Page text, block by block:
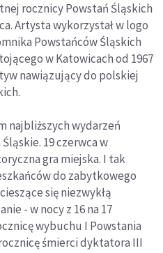
rocznicy Powstań Śląskich
Artysta wykorzystał w logo
Powstańców Śląskich
w Katowicach od 1967
nawiązujący do polskiej
najbliższych wydarzeń
19 czerwca w
gra miejska. I tak
do zabytkowego
się niezwykłą
- w nocy z 16 na 17
wybuchu I Powstania
śmierci dyktatora III